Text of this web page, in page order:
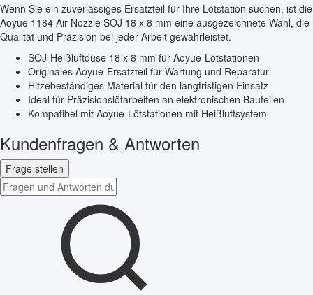
Wenn Sie ein zuverlässiges Ersatzteil für Ihre Lötstation suchen, ist die
Aoyue 1184 Air Nozzle SOJ 18 x 8 mm eine ausgezeichnete Wahl, die
Qualität und Präzision bei jeder Arbeit gewährleistet.
SOJ-Heißluftdüse 18 x 8 mm für Aoyue-Lötstationen
Originales Aoyue-Ersatzteil für Wartung und Reparatur
Hitzebeständiges Material für den langfristigen Einsatz
Ideal für Präzisionslötarbeiten an elektronischen Bauteilen
Kompatibel mit Aoyue-Lötstationen mit Heißluftsystem
Kundenfragen & Antworten
Frage stellen